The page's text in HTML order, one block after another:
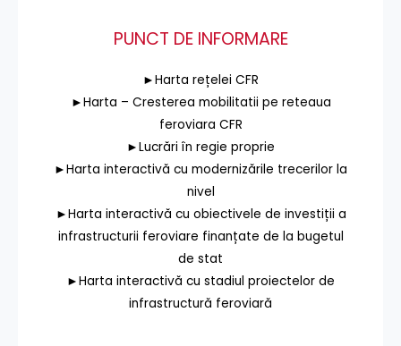
PUNCT DE INFORMARE
►Harta rețelei CFR
►Harta – Cresterea mobilitatii pe reteaua
feroviara CFR
►Lucrări în regie proprie
►Harta interactivă cu modernizările trecerilor la
nivel
►Harta interactivă cu obiectivele de investiții a
infrastructurii feroviare finanțate de la bugetul
de stat
►Harta interactivă cu stadiul proiectelor de
infrastructură feroviară